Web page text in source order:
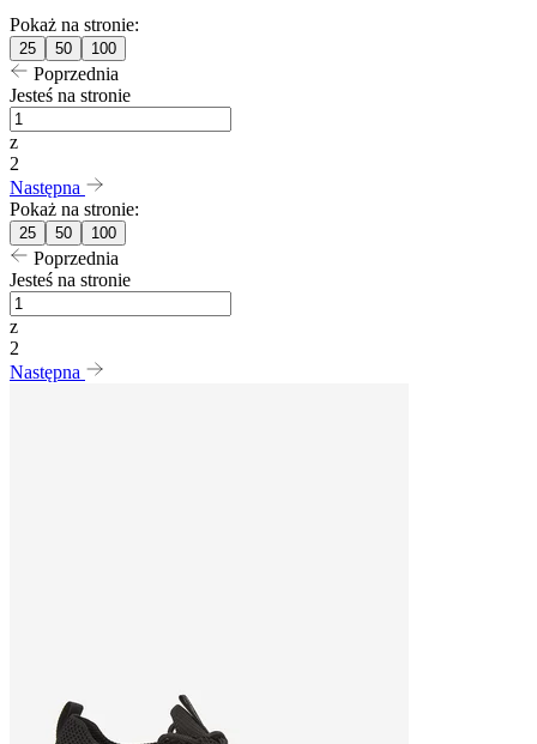
Pokaż na stronie:
25 50 100
Poprzednia
Jesteś na stronie
z
2
Następna
Pokaż na stronie:
25 50 100
Poprzednia
Jesteś na stronie
z
2
Następna